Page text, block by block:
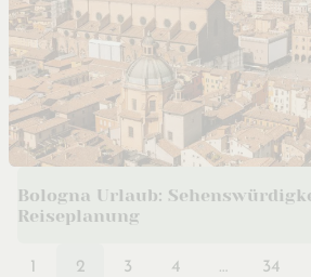
Bologna Urlaub:
Reiseplanung
1 2 3 4 … 34